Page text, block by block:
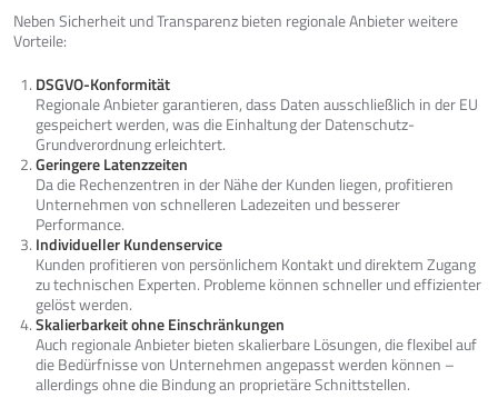
Neben Sicherheit und Transparenz bieten regionale Anbieter weitere
Vorteile:
DSGVO-Konformität
Regionale Anbieter garantieren, dass Daten ausschließlich in der EU
gespeichert werden, was die Einhaltung der Datenschutz-
Grundverordnung erleichtert.
Geringere Latenzzeiten
Da die Rechenzentren in der Nähe der Kunden liegen, profitieren
Unternehmen von schnelleren Ladezeiten und besserer
Performance.
Individueller Kundenservice
Kunden profitieren von persönlichem Kontakt und direktem Zugang
zu technischen Experten. Probleme können schneller und effizienter
gelöst werden.
Skalierbarkeit ohne Einschränkungen
Auch regionale Anbieter bieten skalierbare Lösungen, die flexibel auf
die Bedürfnisse von Unternehmen angepasst werden können –
allerdings ohne die Bindung an proprietäre Schnittstellen.